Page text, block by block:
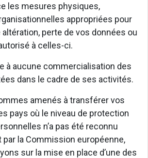
les mesures physiques,
appropriées pour
perte de vos données ou
à celles-ci.
à aucune commercialisation des
dans le cadre de ses activités.
amenés à transférer vos
pays où le niveau de protection
n’a pas été reconnu
la Commission européenne,
sur la mise en place d’une des